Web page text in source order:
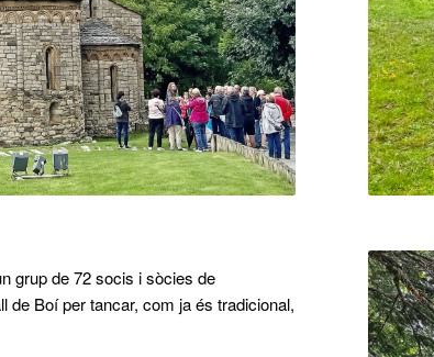
grup de 72 socis i sòcies de
de Boí per tancar, com ja és tradicional,